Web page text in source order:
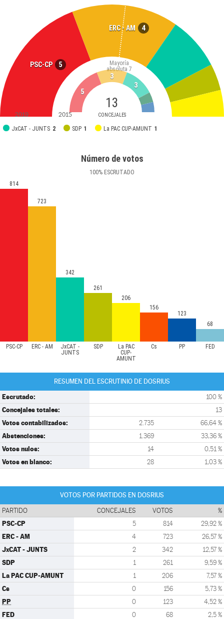
PSC-CP 5
ERC - AM 4
13
CONCEJALES
Mayoría
absoluta 7
JxCAT - JUNTS 2 SDP 1 La PAC CUP-AMUNT 1
5
3
3
2019 2015
Número de votos
100% ESCRUTADO
PSC-CP ERC - AM
JxCAT -
JUNTS
SDP
La PAC
CUP-
AMUNT
Cs PP FED
814
723
342
261
206
156
123
68
RESUMEN DEL ESCRUTINIO DE DOSRIUS
Escrutado: 100 %
Concejales totales: 13
Votos contabilizados: 2.735 66,64 %
Abstenciones: 1.369 33,36 %
Votos nulos: 14 0,51 %
Votos en blanco: 28 1,03 %
VOTOS POR PARTIDOS EN DOSRIUS
PARTIDO CONCEJALES VOTOS %
PSC-CP 5 814 29,92 %
ERC - AM 4 723 26,57 %
JxCAT - JUNTS 2 342 12,57 %
SDP 1 261 9,59 %
La PAC CUP-AMUNT 1 206 7,57 %
Cs 0 156 5,73 %
PP 0 123 4,52 %
FED 0 68 2,5 %